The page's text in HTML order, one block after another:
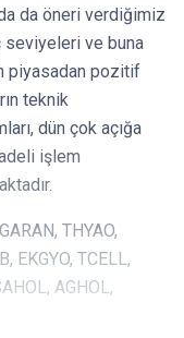
da öneri verdiğimiz
ve buna
piyasadan pozitif
teknik
dün çok açığa
işlem
THYAO,
EKGYO, TCELL,
AGHOL,